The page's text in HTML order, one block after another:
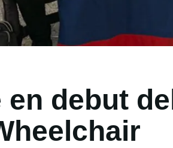
en debut